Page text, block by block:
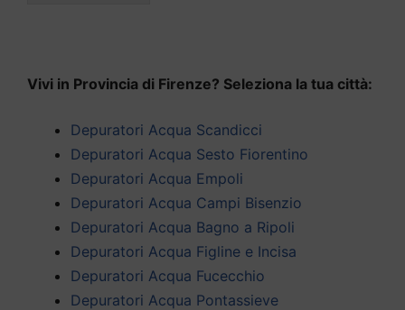
Vivi in Provincia di Firenze? Seleziona la tua città:
Depuratori Acqua Scandicci
Depuratori Acqua Sesto Fiorentino
Depuratori Acqua Empoli
Depuratori Acqua Campi Bisenzio
Depuratori Acqua Bagno a Ripoli
Depuratori Acqua Figline e Incisa
Depuratori Acqua Fucecchio
Depuratori Acqua Pontassieve